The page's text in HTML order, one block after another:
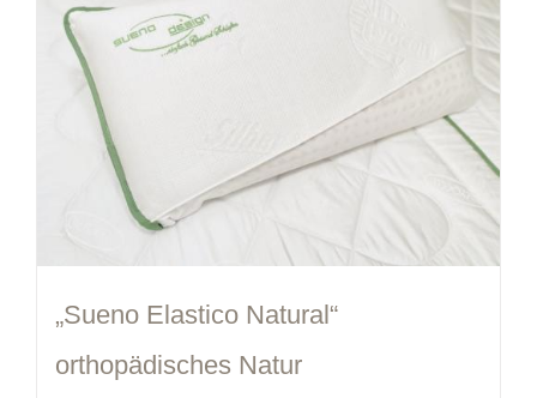
„Sueno Elastico Natural“
orthopädisches Natur